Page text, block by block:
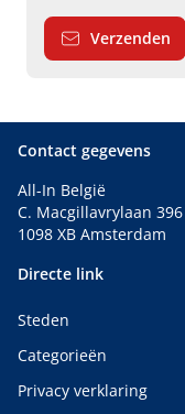
Verzenden
Contact gegevens
All-In België
C. Macgillavrylaan 396
1098 XB Amsterdam
Directe link
Steden
Categorieën
Privacy verklaring